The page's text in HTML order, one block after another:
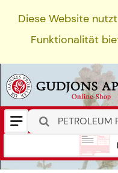
Diese Website
Funktionalität